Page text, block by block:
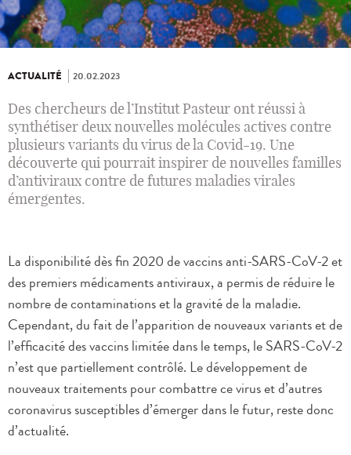
ACTUALITÉ 20.02.2023
Des chercheurs de l’Institut Pasteur ont réussi à
synthétiser deux nouvelles molécules actives contre
plusieurs variants du virus de la Covid-19. Une
découverte qui pourrait inspirer de nouvelles familles
d’antiviraux contre de futures maladies virales
émergentes.
La disponibilité dès fin 2020 de vaccins anti-SARS-CoV-2 et
des premiers médicaments antiviraux, a permis de réduire le
nombre de contaminations et la gravité de la maladie.
Cependant, du fait de l’apparition de nouveaux variants et de
l’efficacité des vaccins limitée dans le temps, le SARS-CoV-2
n’est que partiellement contrôlé. Le développement de
nouveaux traitements pour combattre ce virus et d’autres
coronavirus susceptibles d’émerger dans le futur, reste donc
d’actualité.